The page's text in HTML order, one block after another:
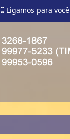
Ligamos para você